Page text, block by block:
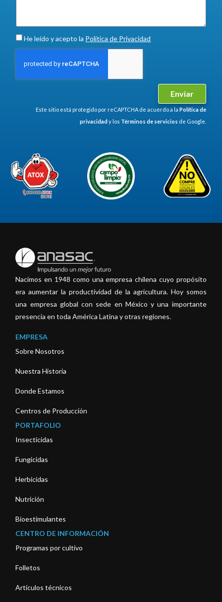
He leído y acepto la Política de Privacidad
Enviar
Este sitio está protegido por reCAPTCHA de acuerdo a la Política de
privacidady los Términos de servicios de Google.
Nacimos en 1948 como una empresa chilena cuyo propósito
era aumentar la productividad de la agricultura. Hoy somos
una empresa global con sede en México y una importante
presencia en toda América Latina y otras regiones.
EMPRESA
Sobre Nosotros
Nuestra Historia
Donde Estamos
Centros de Producción
PORTAFOLIO
Insecticidas
Fungicidas
Herbicidas
Nutrición
Bioestimulantes
CENTRO DE INFORMACIÓN
Programas por cultivo
Folletos
Artículos técnicos